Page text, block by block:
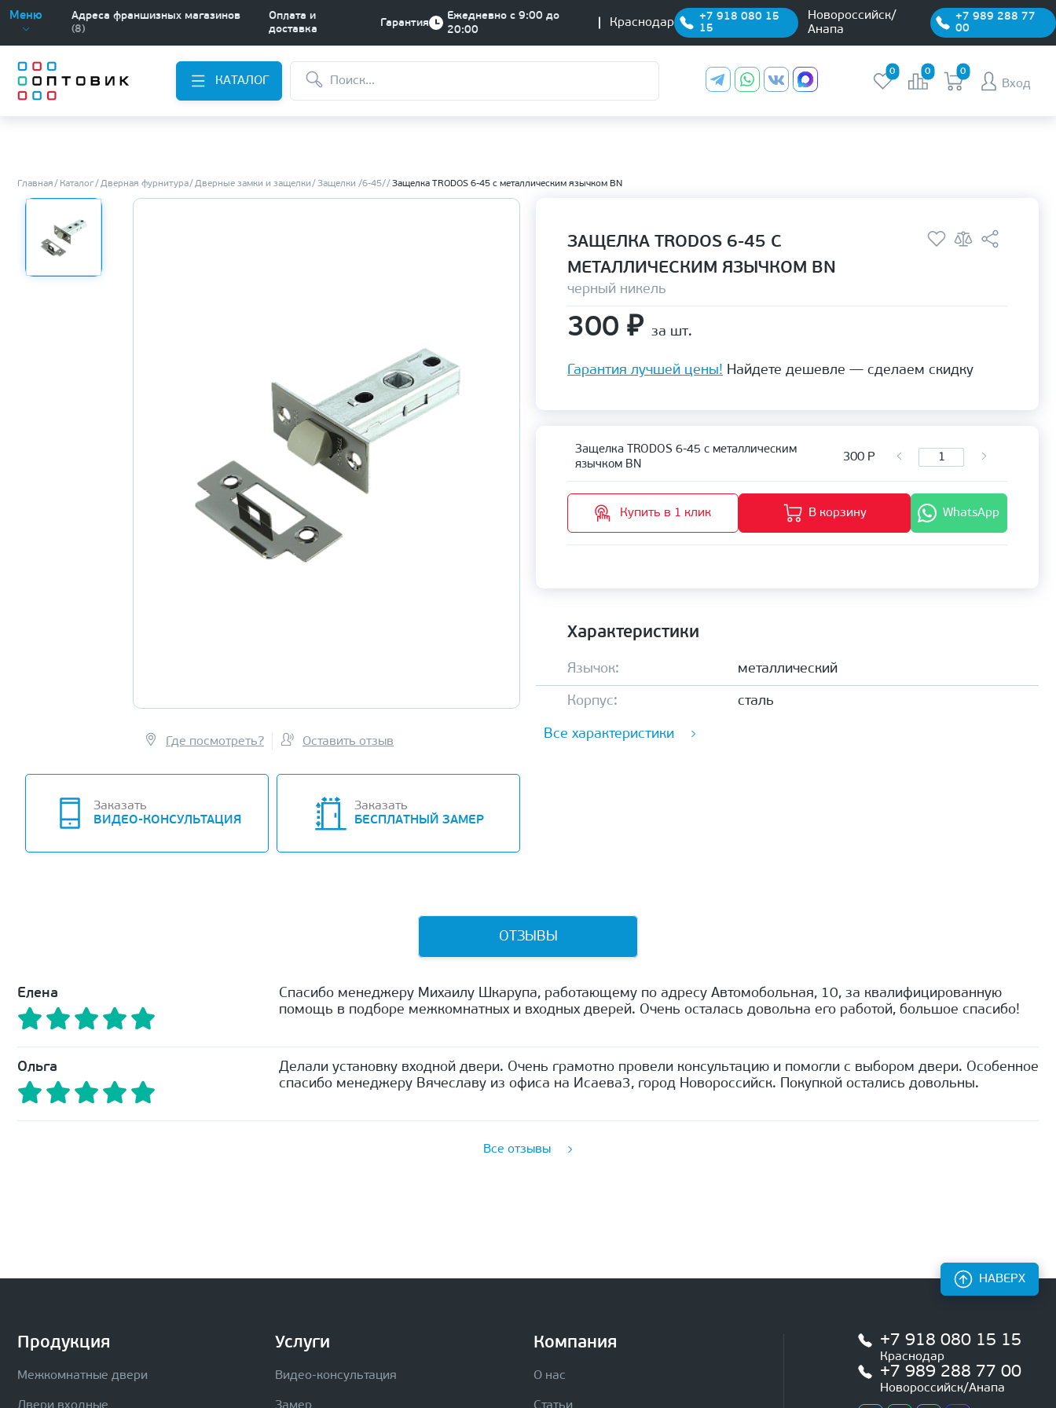
Меню
Адреса франшизных магазинов
(8)
Оплата и
доставка
Гарантия
Ежедневно с 9:00 до
20:00
Краснодар
+7 918 080 15
15
Новороссийск/
Анапа
+7 989 288 77
00
КАТАЛОГ
0 0 0
Вход
Главная Каталог Дверная фурнитура Дверные замки и защелки Защелки /6-45/ Защелка TRODOS 6-45 с металлическим язычком BN
Где посмотреть? Оставить отзыв
Заказать
ВИДЕО-КОНСУЛЬТАЦИЯ
Заказать
БЕСПЛАТНЫЙ ЗАМЕР
ЗАЩЕЛКА TRODOS 6-45 С
МЕТАЛЛИЧЕСКИМ ЯЗЫЧКОМ BN
черный никель
300 ₽ за шт.
Гарантия лучшей цены! Найдете дешевле — сделаем скидку
Защелка TRODOS 6-45 с металлическим
язычком BN
300 Р
Купить в 1 клик В корзину WhatsApp
Характеристики
Язычок: металлический
Корпус: сталь
Все характеристики
ОТЗЫВЫ
Елена
Спасибо менеджеру Михаилу Шкарупа, работающему по адресу Автомобольная, 10, за квалифицированную
помощь в подборе межкомнатных и входных дверей. Очень осталась довольна его работой, большое спасибо!
Ольга
Делали установку входной двери. Очень грамотно провели консультацию и помогли с выбором двери. Особенное
спасибо менеджеру Вячеславу из офиса на Исаева3, город Новороссийск. Покупкой остались довольны.
Все отзывы
Продукция
Межкомнатные двери
Услуги
Видео-консультация
Компания
О нас
+7 918 080 15 15
Краснодар
+7 989 288 77 00
Новороссийск/Анапа
НАВЕРХ